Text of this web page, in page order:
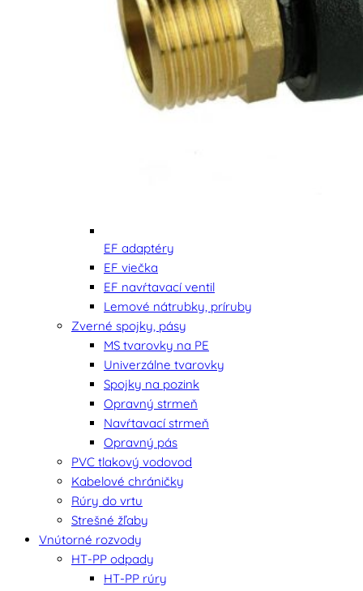
EF adaptéry
EF viečka
EF navŕtavací ventil
Lemové nátrubky, príruby
Zverné spojky, pásy
MS tvarovky na PE
Univerzálne tvarovky
Spojky na pozink
Opravný strmeň
Navŕtavací strmeň
Opravný pás
PVC tlakový vodovod
Kabelové chráničky
Rúry do vrtu
Strešné žľaby
Vnútorné rozvody
HT-PP odpady
HT-PP rúry